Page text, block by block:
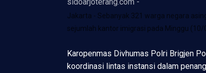
Jakarta - Sebanyak 321 warga negara
sejumlah kantor imigrasi pada Minggu
Karopenmas Divhumas Polri Brigjen
koordinasi lintas instansi dalam